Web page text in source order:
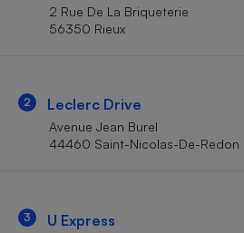
2 Rue De La Briqueterie
56350 Rieux
2 Leclerc Drive
Avenue Jean Burel
44460 Saint-Nicolas-De-Redon
3 U Express